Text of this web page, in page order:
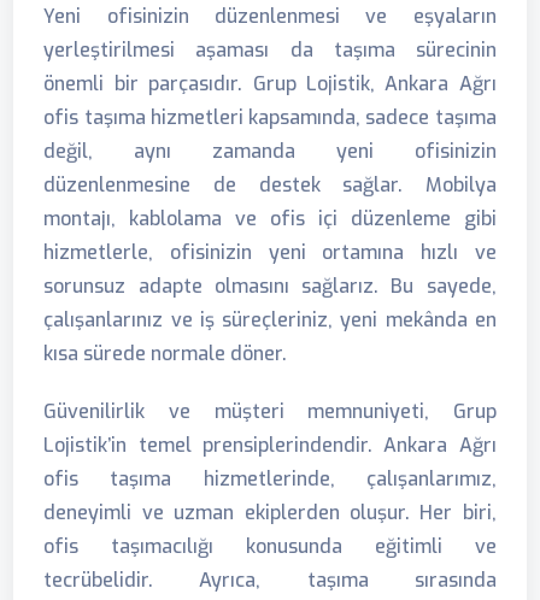
Yeni ofisinizin düzenlenmesi ve eşyaların
yerleştirilmesi aşaması da taşıma sürecinin
önemli bir parçasıdır. Grup Lojistik, Ankara Ağrı
ofis taşıma hizmetleri kapsamında, sadece taşıma
değil, aynı zamanda yeni ofisinizin
düzenlenmesine de destek sağlar. Mobilya
montajı, kablolama ve ofis içi düzenleme gibi
hizmetlerle, ofisinizin yeni ortamına hızlı ve
sorunsuz adapte olmasını sağlarız. Bu sayede,
çalışanlarınız ve iş süreçleriniz, yeni mekânda en
kısa sürede normale döner.
Güvenilirlik ve müşteri memnuniyeti, Grup
Lojistik’in temel prensiplerindendir. Ankara Ağrı
ofis taşıma hizmetlerinde, çalışanlarımız,
deneyimli ve uzman ekiplerden oluşur. Her biri,
ofis taşımacılığı konusunda eğitimli ve
tecrübelidir. Ayrıca, taşıma sırasında